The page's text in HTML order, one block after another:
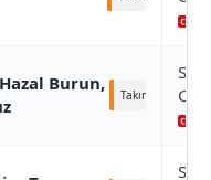
Burun,
Takım